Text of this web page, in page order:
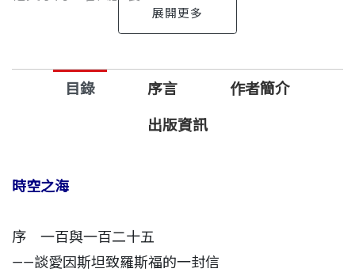
十世紀最光燦的科學歲月的智慧長者，陳之藩一直用
獨特的、兼具理性感性的筆，記述他對當代、對科
學、對文學的見解，文中處處流露知識份子憂國憂民
時間檢驗，歷久彌新。
《陳之藩文集》總共三冊，完整收錄了作者已結集的
八本書〈請參考作者簡介所列〉，以及近兩年所寫、
目錄 序言 作者簡介
出版資訊
時空之海
序 一百與一百二十五
——談愛因斯坦致羅斯福的一封信